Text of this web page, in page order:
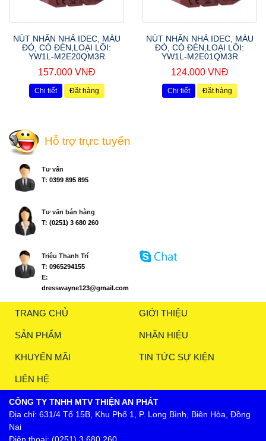
NÚT NHẤN NHẢ IDEC, MÀU
ĐỎ, CÓ ĐÈN,LOẠI LỒI:
YW1L-M2E20QM3R
157.000 VNĐ
Chi tiết Đặt hàng
NÚT NHẤN NHẢ IDEC, MÀU
ĐỎ, CÓ ĐÈN,LOẠI LỒI:
YW1L-M2E01QM3R
124.000 VNĐ
Chi tiết Đặt hàng
Hỗ trợ trực tuyến
Tư vấn
T: 0399 895 895
Tư vấn bán hàng
T: (0251) 3 680 260
Triệu Thanh Trí
T: 0965294155
E:
dresswayne123@gmail.com
TRANG CHỦ GIỚI THIỆU
SẢN PHẨM NHÃN HIỆU
KHUYẾN MÃI TIN TỨC SỰ KIỆN
LIÊN HỆ
CÔNG TY TNHH MTV THIỆN AN PHÁT
Địa chỉ: 631/4 Tổ 15B, Khu Phố 1, P. Long Bình, Biên Hòa, Đồng
Nai
Điện thoại: (0251) 3 680 260